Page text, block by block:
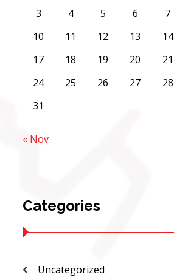
3
4 5 6 7
10
11 12 13 14
17
18 19 20 21
24
25 26 27 28
31
« Nov
Categories
Uncategorized